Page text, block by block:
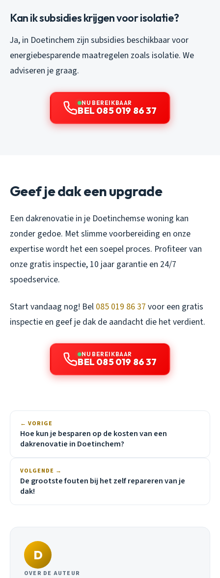
Kan ik subsidies krijgen voor isolatie?
Ja, in Doetinchem zijn subsidies beschikbaar voor
energiebesparende maatregelen zoals isolatie. We
adviseren je graag.
NU BEREIKBAAR
BEL 085 019 86 37
Geef je dak een upgrade
Een dakrenovatie in je Doetinchemse woning kan
zonder gedoe. Met slimme voorbereiding en onze
expertise wordt het een soepel proces. Profiteer van
onze gratis inspectie, 10 jaar garantie en 24/7
spoedservice.
Start vandaag nog! Bel 085 019 86 37 voor een gratis
inspectie en geef je dak de aandacht die het verdient.
NU BEREIKBAAR
BEL 085 019 86 37
← VORIGE
Hoe kun je besparen op de kosten van een
dakrenovatie in Doetinchem?
VOLGENDE →
De grootste fouten bij het zelf repareren van je
dak!
D
OVER DE AUTEUR